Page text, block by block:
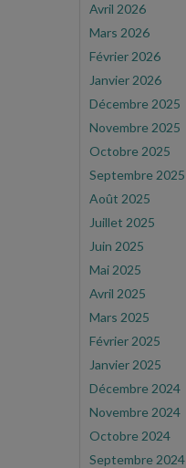
Avril 2026
Mars 2026
Février 2026
Janvier 2026
Décembre 2025
Novembre 2025
Octobre 2025
Septembre 2025
Août 2025
Juillet 2025
Juin 2025
Mai 2025
Avril 2025
Mars 2025
Février 2025
Janvier 2025
Décembre 2024
Novembre 2024
Octobre 2024
Septembre 2024